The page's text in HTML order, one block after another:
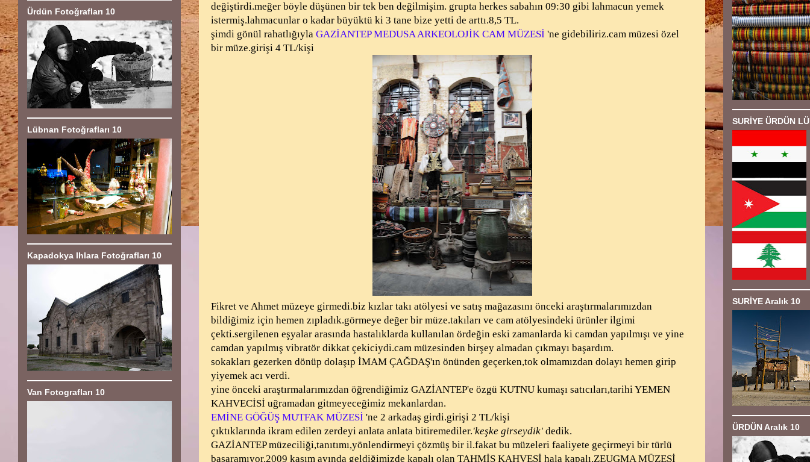
değiştirdi.meğer böyle düşünen bir tek ben değilmişim. grupta herkes sabahın 09:30 gibi lahmacun yemek
istermiş.lahmacunlar o kadar büyüktü ki 3 tane bize yetti de arttı.8,5 TL.
şimdi gönül rahatlığıyla GAZİANTEP MEDUSA ARKEOLOJİK CAM MÜZESİ 'ne gidebiliriz.cam müzesi özel
bir müze.girişi 4 TL/kişi
Fikret ve Ahmet müzeye girmedi.biz kızlar takı atölyesi ve satış mağazasını önceki araştırmalarımızdan
bildiğimiz için hemen zıpladık.görmeye değer bir müze.takıları ve cam atölyesindeki ürünler ilgimi
çekti.sergilenen eşyalar arasında hastalıklarda kullanılan ördeğin eski zamanlarda ki camdan yapılmışı ve yine
camdan yapılmış vibratör dikkat çekiciydi.cam müzesinden birşey almadan çıkmayı başardım.
sokakları gezerken dönüp dolaşıp İMAM ÇAĞDAŞ'ın önünden geçerken,tok olmamızdan dolayı hemen girip
yiyemek acı verdi.
yine önceki araştırmalarımızdan öğrendiğimiz GAZİANTEP'e özgü KUTNU kumaşı satıcıları,tarihi YEMEN
KAHVECİSİ uğramadan gitmeyeceğimiz mekanlardan.
EMİNE GÖĞÜŞ MUTFAK MÜZESİ 'ne 2 arkadaş girdi.girişi 2 TL/kişi
çıktıklarında ikram edilen zerdeyi anlata anlata bitiremediler.'keşke girseydik' dedik.
GAZİANTEP müzeciliği,tanıtımı,yönlendirmeyi çözmüş bir il.fakat bu müzeleri faaliyete geçirmeyi bir türlü
başaramıyor.2009 kasım ayında geldiğimizde kapalı olan TAHMİS KAHVESİ hala kapalı.ZEUGMA MÜZESİ
Ürdün Fotoğrafları 10
Lübnan Fotoğrafları 10
Kapadokya Ihlara Fotoğrafları 10
Van Fotografları 10
SURİYE ÜRDÜN
SURİYE Aralık 10
ÜRDÜN Aralık 10